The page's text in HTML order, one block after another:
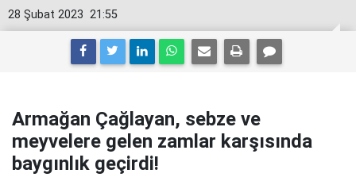
21:55
28 Şubat 2023
Armağan Çağlayan, sebze ve
meyvelere gelen zamlar karşısında
baygınlık geçirdi!